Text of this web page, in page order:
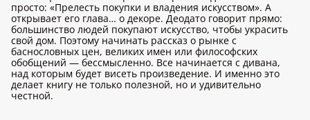
просто: «Прелесть покупки и владения искусством». А
открывает его глава… о декоре. Деодато говорит прямо:
большинство людей покупают искусство, чтобы украсить
свой дом. Поэтому начинать рассказ о рынке с
баснословных цен, великих имен или философских
обобщений — бессмысленно. Все начинается с дивана,
над которым будет висеть произведение. И именно это
делает книгу не только полезной, но и удивительно
честной.